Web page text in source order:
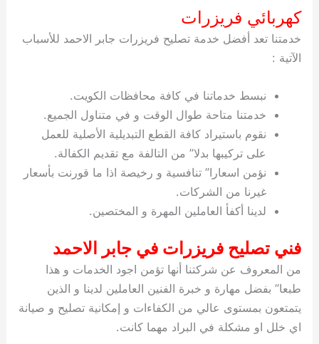
كهربائي فريزرات
خدمتنا تعد أفضل خدمة تصليح فريزرات جابر الاحمد للأسباب
الآتية :
نبسط خدماتنا في كافة محافظات الكويت.
خدمتنا متاحة طوال الوقت و في متناول الجميع.
نقوم باستيراد كافة القطع التبديلية الأصلية للعمل
على تركيبها بدلا” من التالفة مع تقديم الكفالة.
نؤمن اسعارا” تنافسية و رخيصة اذا ما قورنت بأسعار
غيرنا من الشركات.
لدينا أكفأ العاملين المهرة و المختصين.
فني تصليح فريزرات في جابر الاحمد
من المعروف عن شركتنا أنها تؤمن اجود الخدمات و هذا
طبعا” بفضل مهارة و خبرة الفنين العاملين لدينا و الذين
يتمتعون بمستوى عالي من الكفاءات و إمكانية تصليح و صيانة
اي خلل او مشكلة في البراد مهما كانت.